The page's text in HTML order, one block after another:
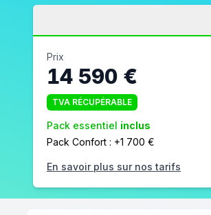
Prix
14 590 €
TVA RÉCUPÉRABLE
Pack essentiel inclus
Pack Confort : +1 700 €
En savoir plus sur nos tarifs